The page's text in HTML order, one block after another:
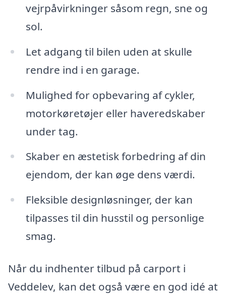
vejrpåvirkninger såsom regn, sne og
sol.
Let adgang til bilen uden at skulle
rendre ind i en garage.
Mulighed for opbevaring af cykler,
motorkøretøjer eller haveredskaber
under tag.
Skaber en æstetisk forbedring af din
ejendom, der kan øge dens værdi.
Fleksible designløsninger, der kan
tilpasses til din husstil og personlige
smag.
Når du indhenter tilbud på carport i
Veddelev, kan det også være en god idé at